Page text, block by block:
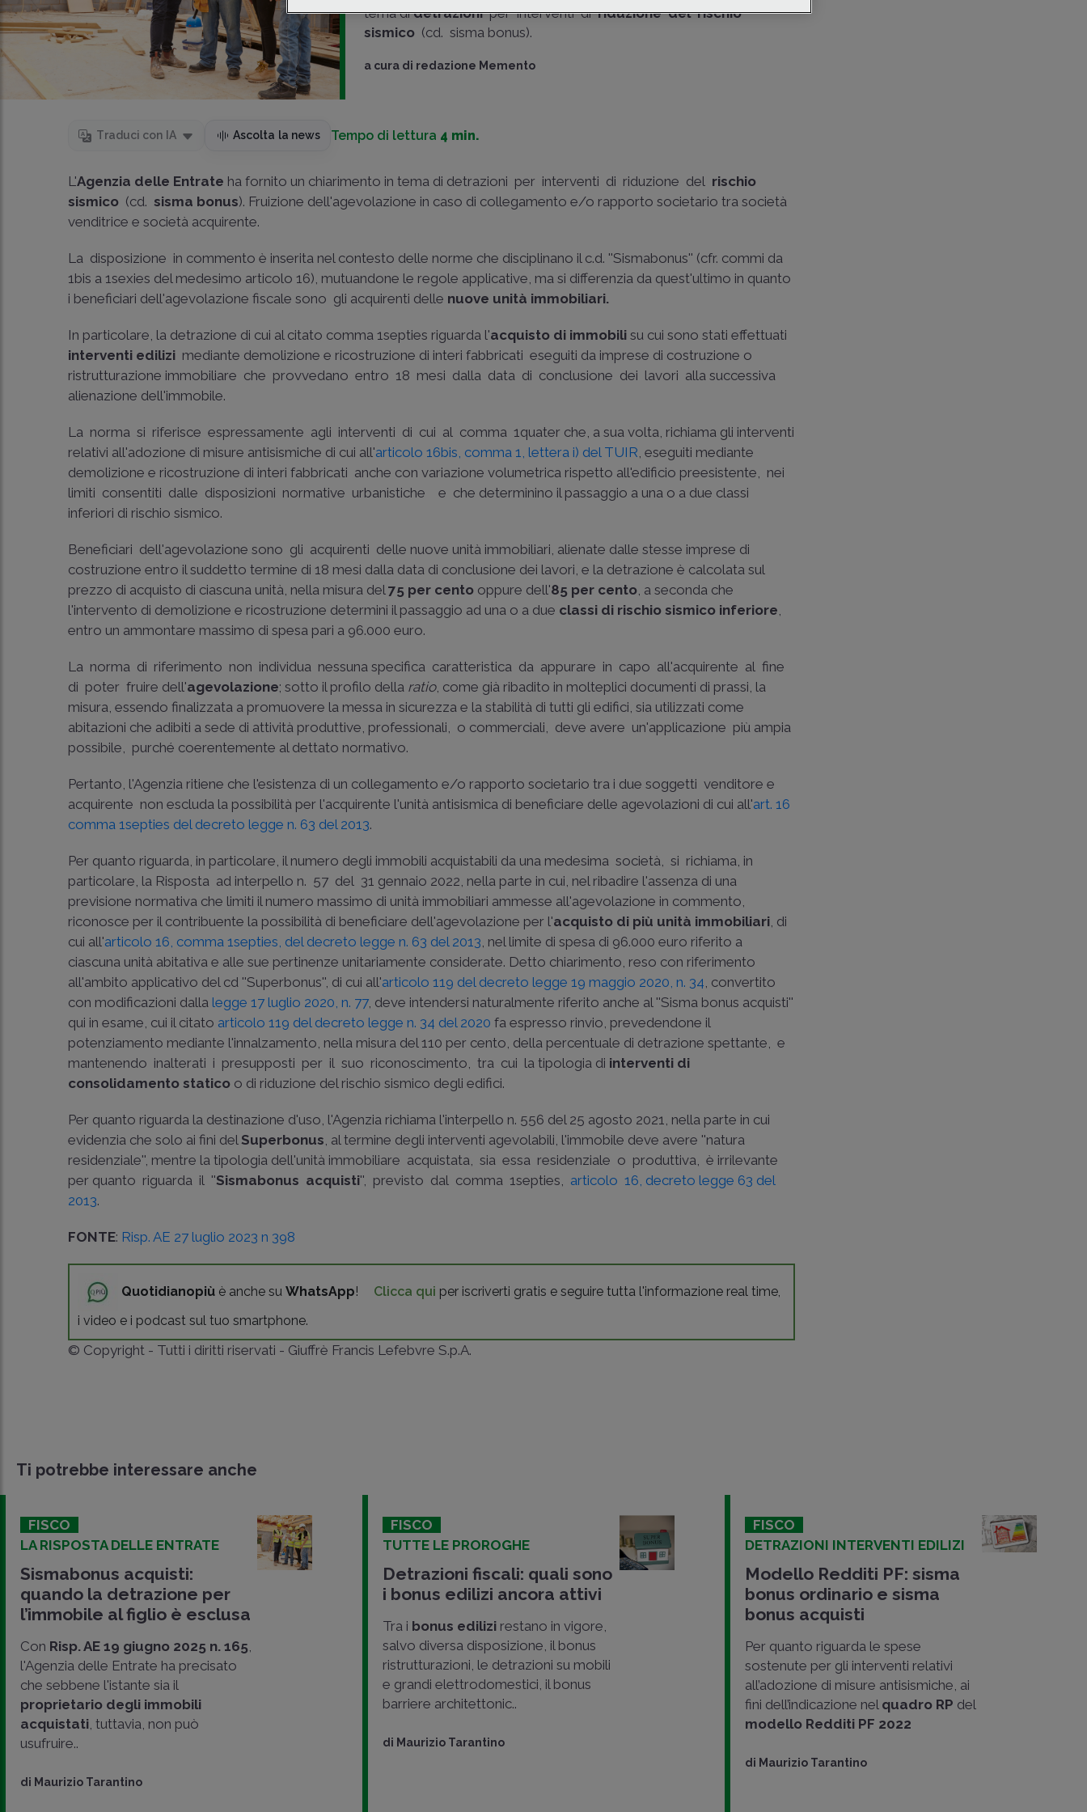
tema didetrazioniper interventi diriduzione del rischio
sismico (cd. sisma bonus).
a cura di redazione Memento
CONDIVIDI
Traduci con IA Ascolta la news Tempo di lettura 4 min.
L'Agenzia delle Entrate ha fornito un chiarimento in tema di detrazioni per interventi di riduzione del rischio
sismico (cd. sisma bonus). Fruizione dell'agevolazione in caso di collegamento e/o rapporto societario tra società
venditrice e società acquirente.
La disposizione in commento è inserita nel contesto delle norme che disciplinano il c.d. ''Sismabonus'' (cfr. commi da
1­bis a 1­sexies del medesimo articolo 16), mutuandone le regole applicative, ma si differenzia da quest'ultimo in quanto
i beneficiari dell'agevolazione fiscale sono gli acquirenti delle nuove unità immobiliari.
In particolare, la detrazione di cui al citato comma 1­septies riguarda l'acquisto di immobilisu cui sono stati effettuati
interventi edilizi ­ mediante demolizione e ricostruzione di interi fabbricati ­ eseguiti da imprese di costruzione o
ristrutturazione immobiliare che provvedano entro 18 mesi dalla data di conclusione dei lavori alla successiva
alienazione dell'immobile.
La norma si riferisce espressamente agli interventi di cui al comma 1­quater che, a sua volta, richiama gli interventi
relativi all'adozione di misure antisismiche di cui all'articolo 16­bis, comma 1, lettera i) del TUIR, eseguiti mediante
demolizione e ricostruzione di interi fabbricati ­ anche con variazione volumetrica rispetto all'edificio preesistente, nei
limiti consentiti dalle disposizioni normative urbanistiche ­ e che determinino il passaggio a una o a due classi
inferiori di rischio sismico.
Beneficiari dell'agevolazione sono gli acquirenti delle nuove unità immobiliari, alienate dalle stesse imprese di
costruzione entro il suddetto termine di 18 mesi dalla data di conclusione dei lavori, e la detrazione è calcolata sul
prezzo di acquisto di ciascuna unità, nella misura del75 per cento oppure dell'85 per cento, a seconda che
l'intervento di demolizione e ricostruzione determini il passaggio ad una o a due classi di rischio sismico inferiore,
entro un ammontare massimo di spesa pari a 96.000 euro.
La norma di riferimento non individua nessuna specifica caratteristica da appurare in capo all'acquirente al fine
di poter fruire dell'agevolazione; sotto il profilo della ratio, come già ribadito in molteplici documenti di prassi, la
misura, essendo finalizzata a promuovere la messa in sicurezza e la stabilità di tutti gli edifici, sia utilizzati come
abitazioni che adibiti a sede di attività produttive, professionali, o commerciali, deve avere un'applicazione più ampia
possibile, purché coerentemente al dettato normativo.
Pertanto, l'Agenzia ritiene che l'esistenza di un collegamento e/o rapporto societario tra i due soggetti ­ venditore e
acquirente ­ non escluda la possibilità per l'acquirente l'unità antisismica di beneficiare delle agevolazioni di cui all'art. 16
comma 1­septies del decreto legge n. 63 del 2013.
Per quanto riguarda, in particolare, il numero degli immobili acquistabili da una medesima società, si richiama, in
particolare, la Risposta ad interpello n. 57 del 31 gennaio 2022, nella parte in cui, nel ribadire l'assenza di una
previsione normativa che limiti il numero massimo di unità immobiliari ammesse all'agevolazione in commento,
riconosce per il contribuente la possibilità di beneficiare dell'agevolazione per l'acquisto di più unità immobiliari, di
cui all'articolo 16, comma 1­septies, del decreto legge n. 63 del 2013, nel limite di spesa di 96.000 euro riferito a
ciascuna unità abitativa e alle sue pertinenze unitariamente considerate. Detto chiarimento, reso con riferimento
all'ambito applicativo del cd ''Superbonus'', di cui all'articolo 119 del decreto legge 19 maggio 2020, n. 34, convertito
con modificazioni dalla legge 17 luglio 2020, n. 77, deve intendersi naturalmente riferito anche al ''Sisma bonus­ acquisti''
qui in esame, cui il citato articolo 119 del decreto legge n. 34 del 2020 fa espresso rinvio, prevedendone il
potenziamento mediante l'innalzamento, nella misura del 110 per cento, della percentuale di detrazione spettante, e
mantenendo inalterati i presupposti per il suo riconoscimento, tra cui la tipologia di interventi di
consolidamento statico o di riduzione del rischio sismico degli edifici.
Per quanto riguarda la destinazione d'uso, l'Agenzia richiama l'interpello n. 556 del 25 agosto 2021, nella parte in cui
evidenzia che solo ai fini delSuperbonus, al termine degli interventi agevolabili, l'immobile deve avere ''natura
residenziale'', mentre la tipologia dell'unità immobiliare acquistata, sia essa residenziale o produttiva, è irrilevante
per quanto riguarda il ''Sismabonus acquisti'', previsto dal comma 1septies, articolo 16, decreto legge 63 del
2013.
FONTE: Risp. AE 27 luglio 2023 n 398
Quotidianopiù è anche suWhatsApp! Clicca qui per iscriverti gratis e seguire tutta l'informazione real time,
i video e i podcast sul tuo smartphone.
© Copyright - Tutti i diritti riservati - Giuffrè Francis Lefebvre S.p.A.
Ti potrebbe interessare anche
FISCO
LA RISPOSTA DELLE ENTRATE
Sismabonus acquisti:
quando la detrazione per
l’immobile al figlio è esclusa
Con Risp. AE 19 giugno 2025 n. 165,
l'Agenzia delle Entrate ha precisato
che sebbene l'istante sia il
proprietario degli immobili
acquistati, tuttavia, non può
usufruire..
di Maurizio Tarantino
FISCO
TUTTE LE PROROGHE
Detrazioni fiscali: quali sono
i bonus edilizi ancora attivi
Tra i bonus edilizi restano in vigore,
salvo diversa disposizione, il bonus
ristrutturazioni, le detrazioni su mobili
e grandi elettrodomestici, il bonus
barriere architettonic..
di Maurizio Tarantino
FISCO
DETRAZIONI INTERVENTI EDILIZI
Modello Redditi PF: sisma
bonus ordinario e sisma
bonus acquisti
Per quanto riguarda le spese
sostenute per gli interventi relativi
all’adozione di misure antisismiche, ai
fini dell’indicazione nel quadro RP del
modello Redditi PF 2022
di Maurizio Tarantino